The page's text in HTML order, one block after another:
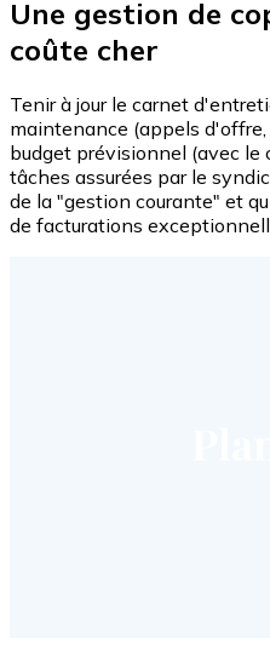
Une gestion de
coûte cher
Tenir à jour le carnet
maintenance (appels
budget prévisionnel (avec le
tâches assurées par le
de la "gestion courante" et
de facturations